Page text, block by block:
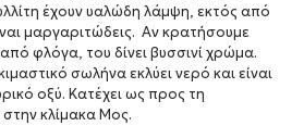
έχουν υαλώδη λάμψη, εκτός από
μαργαριτώδεις. Αν κρατήσουμε
φλόγα, του δίνει βυσσινί χρώμα.
σωλήνα εκλύει νερό και είναι
οξύ. Κατέχει ως προς τη
κλίμακα Μος.